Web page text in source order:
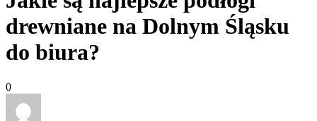
drewniane na Dolnym Śląsku
do biura?
0